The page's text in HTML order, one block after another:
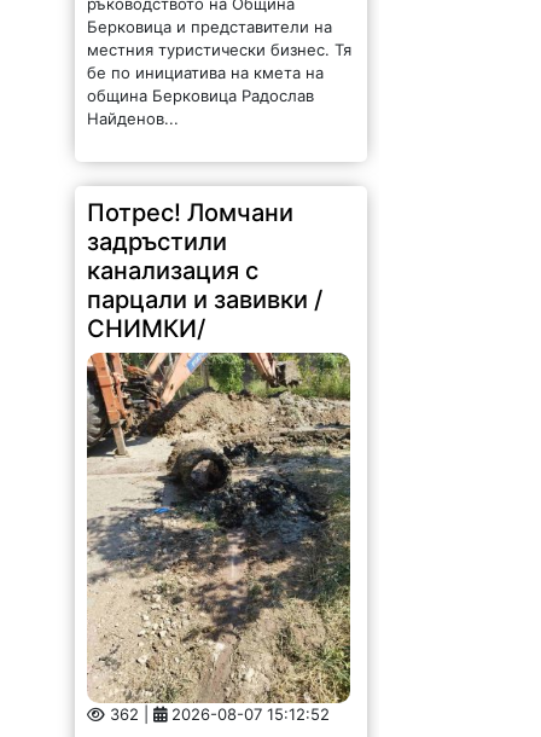
Берковица и представители на
местния туристически бизнес. Тя
бе по инициатива на кмета на
община Берковица Радослав
Найденов...
Потрес! Ломчани
задръстили
канализация с
парцали и завивки /
СНИМКИ/
362 | 2026-08-07 15:12:52